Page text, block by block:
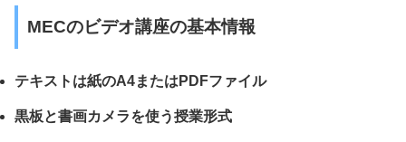
MECのビデオ講座の基本情報
テキストは紙のA4またはPDFファイル
黒板と書画カメラを使う授業形式